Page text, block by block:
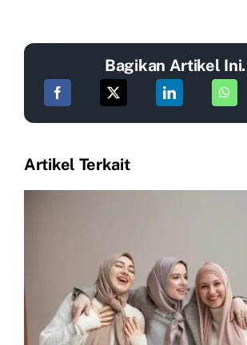
Bagikan Artikel Ini.
Artikel Terkait